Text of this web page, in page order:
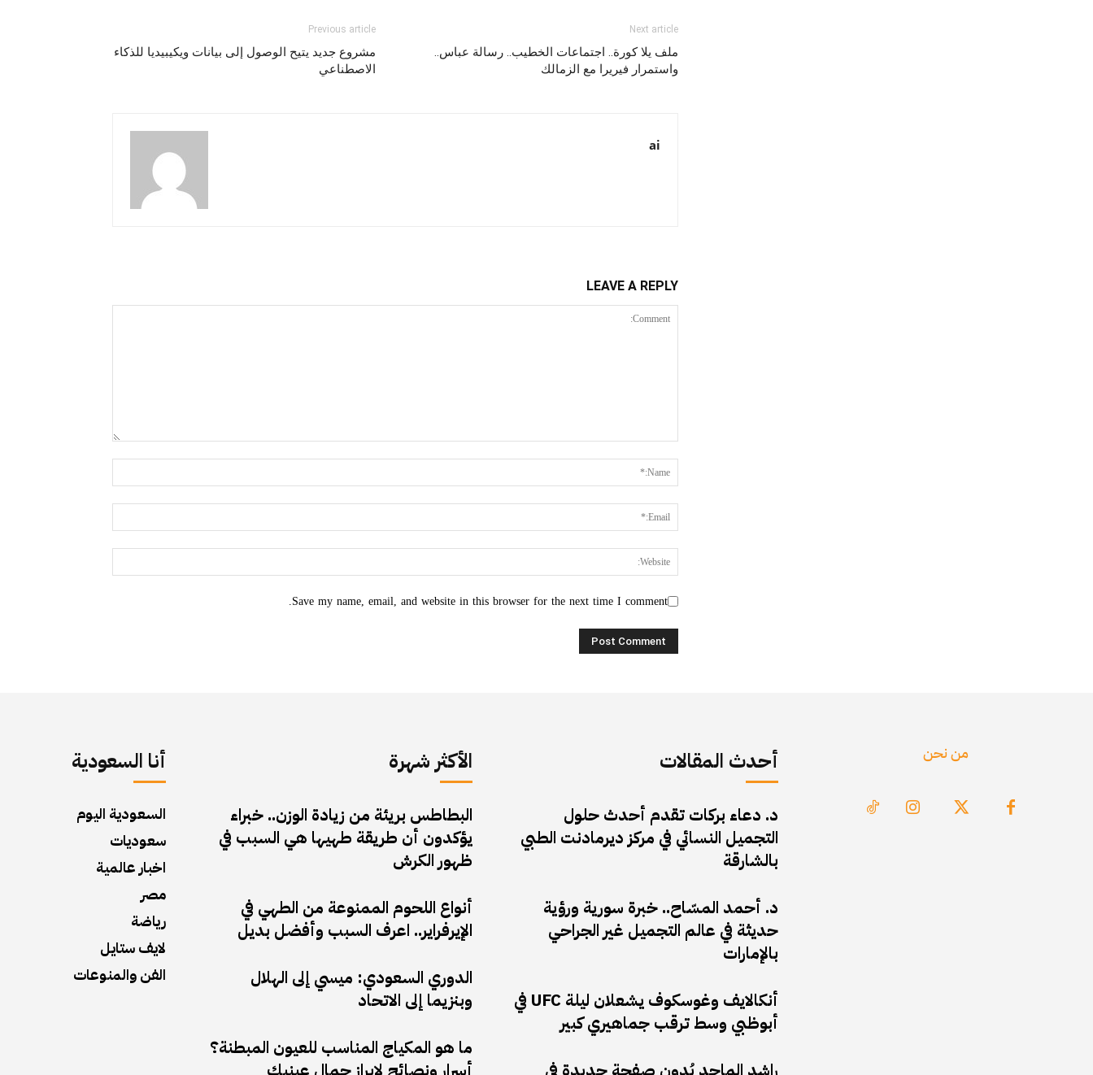
Previous article
مشروع جديد يتيح الوصول إلى بيانات ويكيبيديا للذكاء
الاصطناعي
Next article
ملف يلا كورة.. اجتماعات الخطيب.. رسالة عباس..
واستمرار فيريرا مع الزمالك
ai
LEAVE A REPLY
Save my name, email, and website in this browser for the next time I comment.
أنا السعودية
السعودية اليوم
سعوديات
اخبار عالمية
مصر
رياضة
لايف ستايل
الفن والمنوعات
الأكثر شهرة
البطاطس بريئة من زيادة الوزن.. خبراء
يؤكدون أن طريقة طهيها هي السبب في
ظهور الكرش
أنواع اللحوم الممنوعة من الطهي في
الإيرفراير.. اعرف السبب وأفضل بديل
الدوري السعودي: ميسي إلى الهلال
وبنزيما إلى الاتحاد
ما هو المكياج المناسب للعيون المبطنة؟
أسرار ونصائح لإبراز جمال عينيك
أحدث المقالات
د. دعاء بركات تقدم أحدث حلول
التجميل النسائي في مركز ديرمادنت الطبي
بالشارقة
د. أحمد المسّاح.. خبرة سورية ورؤية
حديثة في عالم التجميل غير الجراحي
بالإمارات
أنكالايف وغوسكوف يشعلان ليلة UFC في
أبوظبي وسط ترقب جماهيري كبير
راشد الماجد يُدون صفحة جديدة في
من نحن